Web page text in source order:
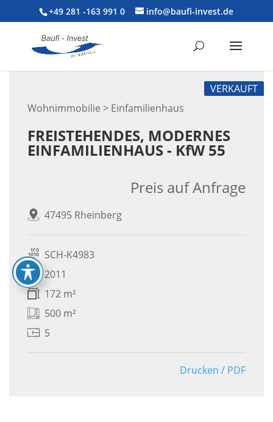
+49 281 -163 991 0 info@baufi-invest.de
Wohnimmobilie > Einfamilienhaus
VERKAUFT
FREISTEHENDES, MODERNES
EINFAMILIENHAUS - KfW 55
47495 Rheinberg
Preis auf Anfrage
SCH-K4983
2011
172 m²
500 m²
5
Drucken / PDF